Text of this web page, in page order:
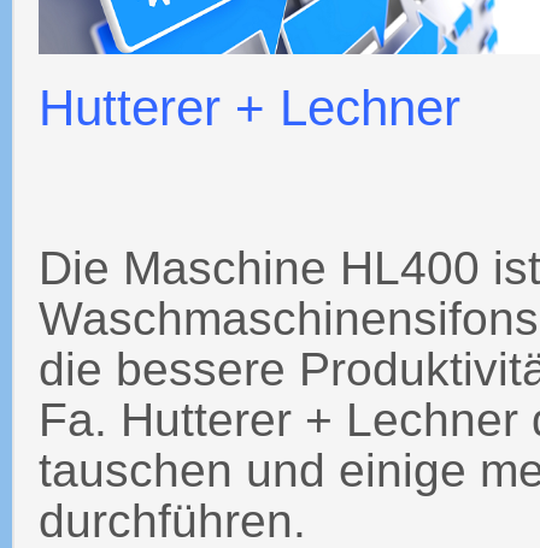
Hutterer + Lechner
Die Maschine HL400
die bessere
Fa. Hutterer +
tauschen und einige
durchführen.